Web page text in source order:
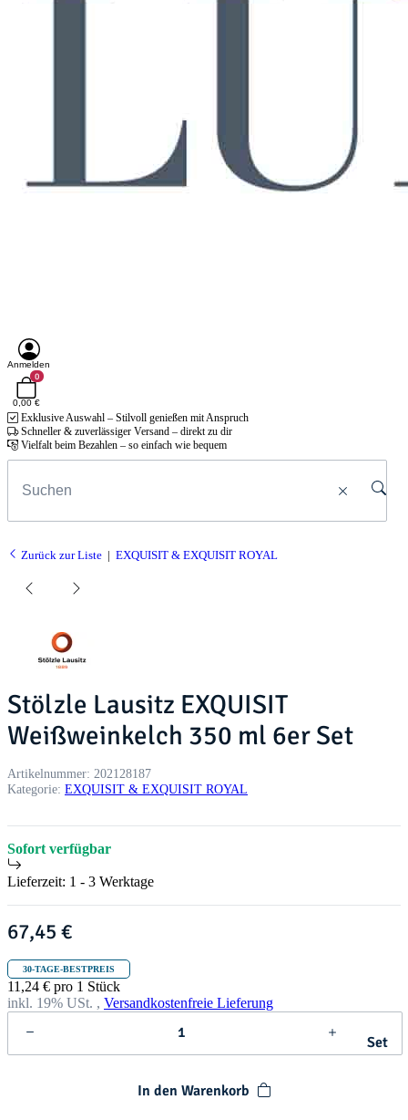
Anmelden
0
0,00 €
Exklusive Auswahl – Stilvoll genießen mit Anspruch
Schneller & zuverlässiger Versand – direkt zu dir
Vielfalt beim Bezahlen – so einfach wie bequem
Zurück zur Liste EXQUISIT & EXQUISIT ROYAL
Stölzle Lausitz EXQUISIT
Weißweinkelch 350 ml 6er Set
Artikelnummer: 202128187
Kategorie: EXQUISIT & EXQUISIT ROYAL
Sofort verfügbar
Lieferzeit: 1 - 3 Werktage
67,45 €
30-TAGE-BESTPREIS
11,24 € pro 1 Stück
inkl. 19% USt. , Versandkostenfreie Lieferung
Set
In den Warenkorb